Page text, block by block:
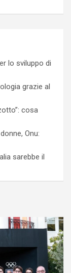
lo sviluppo di
grazie al
cosa
Onu:
sarebbe il